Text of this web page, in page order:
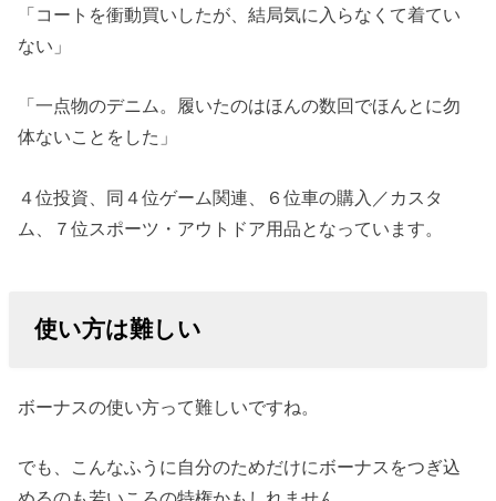
「コートを衝動買いしたが、結局気に入らなくて着てい
ない」
「一点物のデニム。履いたのはほんの数回でほんとに勿
体ないことをした」
４位投資、同４位ゲーム関連、６位車の購入／カスタ
ム、７位スポーツ・アウトドア用品となっています。
使い方は難しい
ボーナスの使い方って難しいですね。
でも、こんなふうに自分のためだけにボーナスをつぎ込